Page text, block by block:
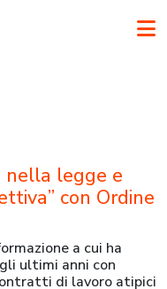
nella legge e
con Ordine
a cui ha
ultimi anni con
di lavoro atipici